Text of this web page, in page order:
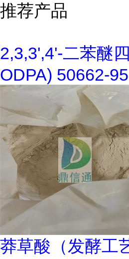
推荐产品
2,3,3',4'-二苯醚
ODPA) 50662-
莽草酸（发酵工